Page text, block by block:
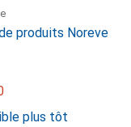
produits Noreve
plus tôt